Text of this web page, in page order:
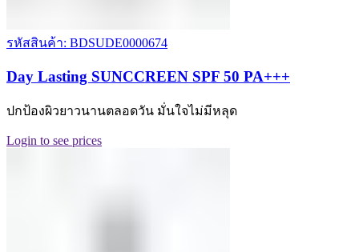
รหัสสินค้า: BDSUDE0000674
Day Lasting SUNCCREEN SPF 50 PA+++
ปกป้องผิวยาวนานตลอดวัน มั่นใจไม่มีหลุด
Login to see prices